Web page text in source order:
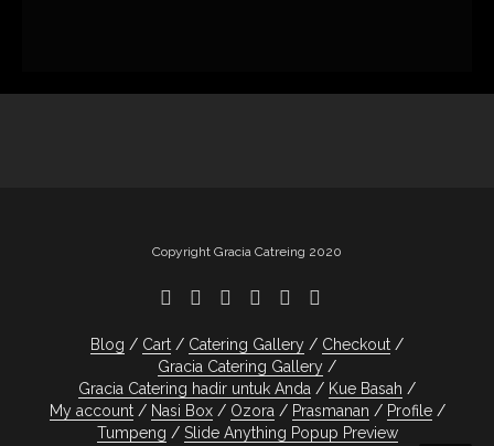
Copyright Gracia Catreing 2020
Blog Cart Catering Gallery
Checkout
Gracia Catering Gallery
Gracia Catering hadir untuk Anda
Kue Basah
My account
Nasi Box Ozora Prasmanan
Profile
Tumpeng
Slide Anything Popup Preview